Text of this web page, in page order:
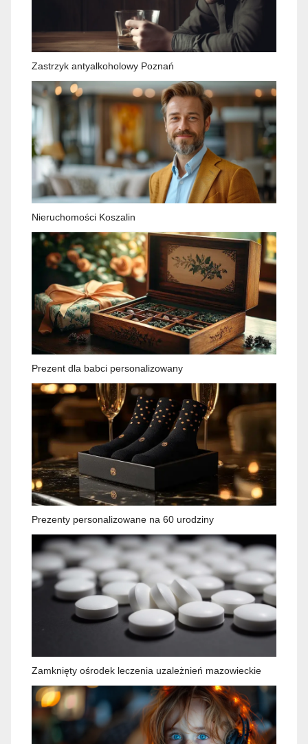
Zastrzyk antyalkoholowy Poznań
Nieruchomości Koszalin
Prezent dla babci personalizowany
Prezenty personalizowane na 60 urodziny
Zamknięty ośrodek leczenia uzależnień mazowieckie